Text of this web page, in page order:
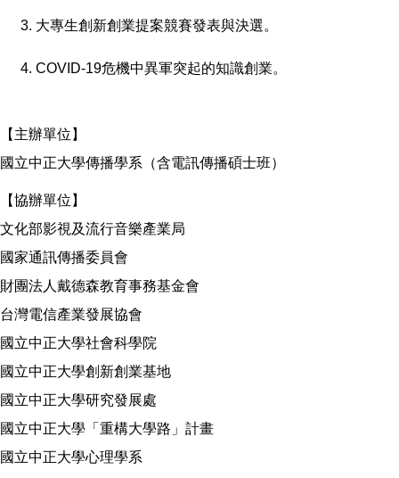
大專生創新創業提案競賽發表與決選。
COVID-19危機中異軍突起的知識創業。
【主辦單位】
國立中正大學傳播學系（含電訊傳播碩士班）
【協辦單位】
文化部影視及流行音樂產業局
國家通訊傳播委員會
財團法人戴德森教育事務基金會
台灣電信產業發展協會
國立中正大學社會科學院
國立中正大學創新創業基地
國立中正大學研究發展處
國立中正大學「重構大學路」計畫
國立中正大學心理學系